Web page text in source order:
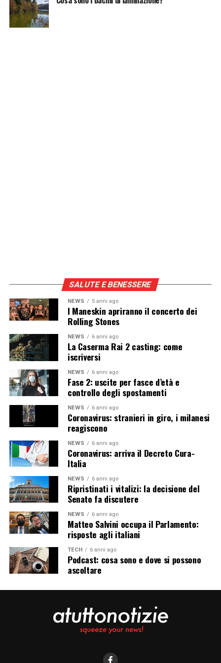
Vuoi essere sempre aggiornato e ricevere le principali
notizie del giorno?
SALUTE E BENESSERE
NEWS 5 anni ago
I Maneskin apriranno il concerto dei
Rolling Stones
NEWS 6 anni ago
La Caserma Rai 2 casting: come
iscriversi
NEWS 6 anni ago
Fase 2: uscite per fasce d’età e
controllo degli spostamenti
NEWS 6 anni ago
Coronavirus: stranieri in giro, i milanesi
reagiscono
NEWS 6 anni ago
Coronavirus: arriva il Decreto Cura-
Italia
NEWS 6 anni ago
Ripristinati i vitalizi: la decisione del
Senato fa discutere
NEWS 6 anni ago
Matteo Salvini occupa il Parlamento:
risposte agli italiani
TECH 6 anni ago
Podcast: cosa sono e dove si possono
ascoltare